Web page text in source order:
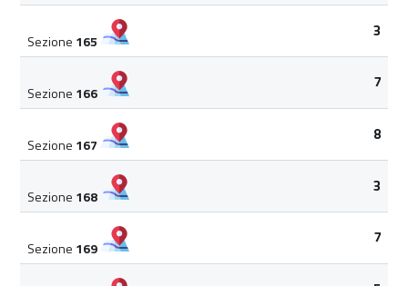
Sezione 165
3
Sezione 166
7
Sezione 167
8
Sezione 168
3
Sezione 169
7